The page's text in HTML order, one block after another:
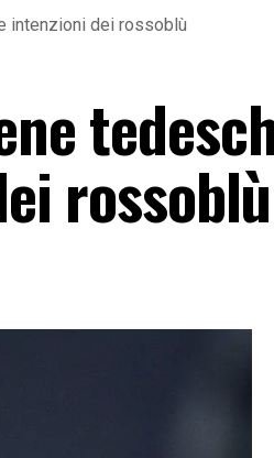
intenzioni dei rossoblù
rossoblù